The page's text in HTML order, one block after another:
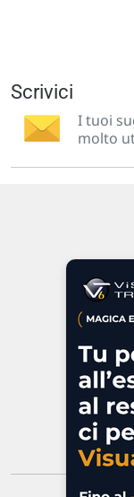
Scrivici
I tuoi
molto